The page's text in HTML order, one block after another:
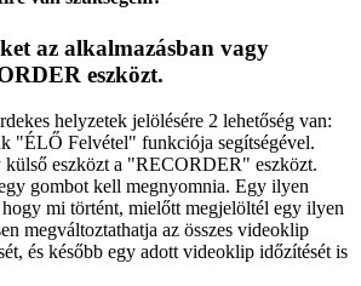
az alkalmazásban vagy
eszközt.
helyzetek jelölésére 2 lehetőség van:
"ÉLŐ Felvétel" funkciója segítségével.
külső eszközt a "RECORDER" eszközt.
gombot kell megnyomnia. Egy ilyen
mi történt, mielőtt megjelöltél egy ilyen
megváltoztathatja az összes videoklip
és később egy adott videoklip időzítését is